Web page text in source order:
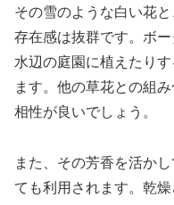
その雪のような白い花
存在感は抜群です。ボ
水辺の庭園に植えたり
ます。他の草花との組
相性が良いでしょう。
また、その芳香を活か
ても利用されます。乾